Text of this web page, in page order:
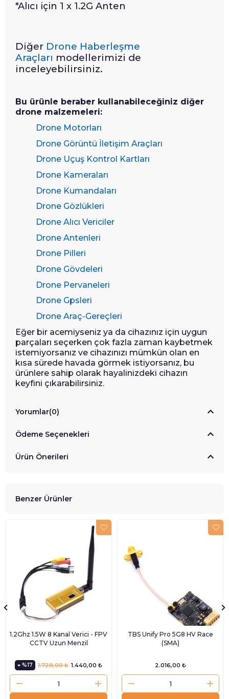
*Alıcı için 1 x 1.2G Anten
Diğer Drone Haberleşme
Araçları modellerimizi de
inceleyebilirsiniz.
Bu ürünle beraber kullanabileceğiniz diğer
drone malzemeleri:
Drone Motorları
Drone Görüntü İletişim Araçları
Drone Uçuş Kontrol Kartları
Drone Kameraları
Drone Kumandaları
Drone Gözlükleri
Drone Alıcı Vericiler
Drone Antenleri
Drone Pilleri
Drone Gövdeleri
Drone Pervaneleri
Drone Gpsleri
Drone Araç-Gereçleri
Eğer bir acemiyseniz ya da cihazınız için uygun
parçaları seçerken çok fazla zaman kaybetmek
istemiyorsanız ve cihazınızı mümkün olan en
kısa sürede havada görmek istiyorsanız, bu
ürünlere sahip olarak hayalinizdeki cihazın
keyfini çıkarabilirsiniz.
Yorumlar(0)
Ödeme Seçenekleri
Ürün Önerileri
Benzer Ürünler
1.2Ghz 1.5W 8 Kanal Verici - FPV
CCTV Uzun Menzil
%17 1.440,00 ₺
1.728,00 ₺
TBS Unify Pro 5G8 HV Race
(SMA)
2.016,00 ₺